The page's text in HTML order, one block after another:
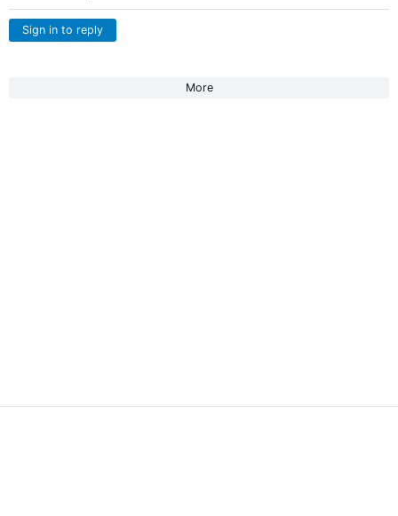
Sign in to reply
More